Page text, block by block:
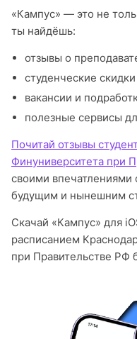
«Кампус» — это не
ты найдёшь:
отзывы о
студенческие скидки
вакансии и
полезные сервисы
Почитай отзывы
Финуниверситета при
своими
будущим и нынешним
Скачай «Кампус» для
расписанием
при Правительстве РФ